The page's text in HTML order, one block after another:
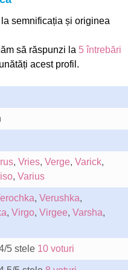
semnificația și originea
să răspunzi la 5 întrebări
acest profil.
, Vries, Verge, Varick,
, Varius
, Verushka,
, Virgo, Virgee, Varsha,
5 stele 10 voturi